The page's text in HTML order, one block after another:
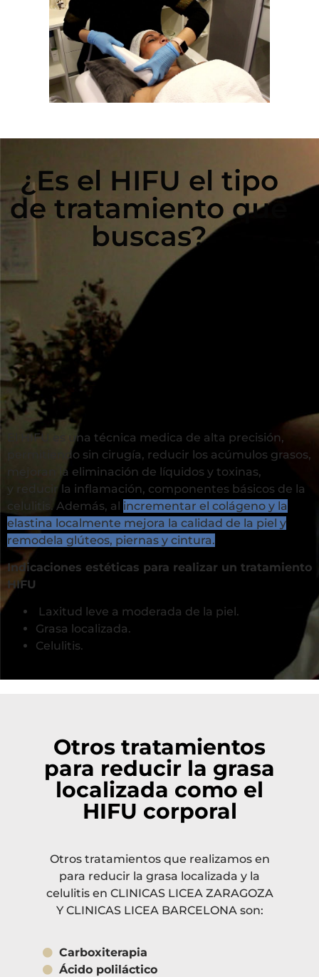
¿Es el HIFU el tipo
de tratamiento que
buscas?
El HIFU es una técnica medica de alta precisión,
permitiendo sin cirugía, reducir los acúmulos grasos,
mejoran la eliminación de líquidos y toxinas,
y reducir la inflamación, componentes básicos de la
celulitis. Además, al incrementar el colágeno y la
elastina localmente mejora la calidad de la piel y
remodela glúteos, piernas y cintura.
Indicaciones estéticas para realizar un tratamiento
HIFU
Laxitud leve a moderada de la piel.
Grasa localizada.
Celulitis.
Otros tratamientos
para reducir la grasa
localizada como el
HIFU corporal
Otros tratamientos que realizamos en
para reducir la grasa localizada y la
celulitis en CLINICAS LICEA ZARAGOZA
Y CLINICAS LICEA BARCELONA son:
Carboxiterapia
Ácido poliláctico